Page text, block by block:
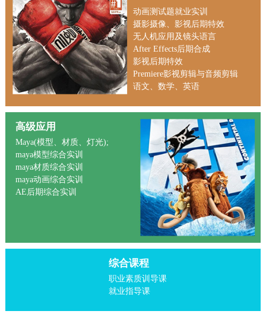
动画测试题就业实训
摄影摄像、影视后期特效
无人机应用及镜头语言
After Effects后期合成
影视后期特效
Premiere影视剪辑与音频剪辑
语文、数学、英语
高级应用
Maya(模型、材质、灯光);
maya模型综合实训
maya材质综合实训
maya动画综合实训
AE后期综合实训
综合课程
职业素质训导课
就业指导课